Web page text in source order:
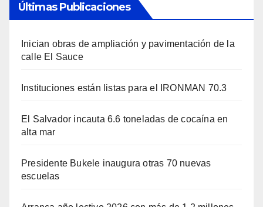
Últimas Publicaciones
Inician obras de ampliación y pavimentación de la
calle El Sauce
Instituciones están listas para el IRONMAN 70.3
El Salvador incauta 6.6 toneladas de cocaína en
alta mar
Presidente Bukele inaugura otras 70 nuevas
escuelas